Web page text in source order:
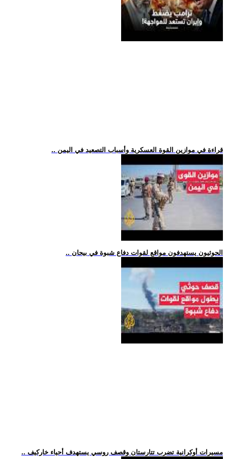
.. قراءة في موازين القوة العسكرية وأسباب التصعيد في اليمن
.. الحوثيون يستهدفون مواقع لقوات دفاع شبوة في بيحان
.. مسيرات أوكرانية تضرب تتارستان وقصف روسي يستهدف أحياء خاركيف